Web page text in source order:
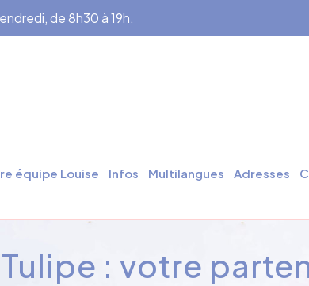
de 8h30 à 19h.
équipe Louise Infos Multilangues Adresses
: votre